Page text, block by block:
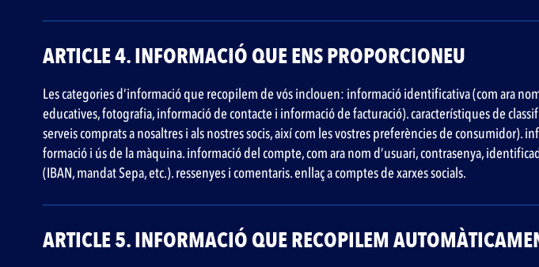
ARTICLE 4. INFORMACIÓ QUE ENS PROPORCIONEU
Les categories d’informació que recopilem de vós inclouen: informació identificativa (com ara
educatives, fotografia, informació de contacte i informació de facturació). característiques de
serveis comprats a nosaltres i als nostres socis, així com les vostres preferències de
formació i ús de la màquina. informació del compte, com ara nom d’usuari, contrasenya,
(IBAN, mandat Sepa, etc.). ressenyes i comentaris. enllaç a comptes de xarxes socials.
ARTICLE 5. INFORMACIÓ QUE RECOPILEM